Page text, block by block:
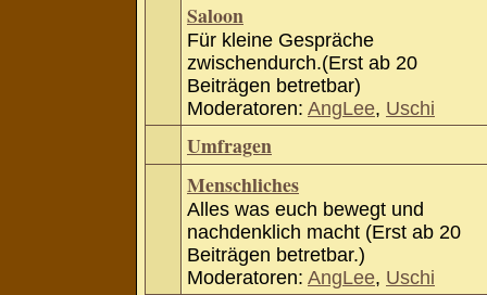
Saloon
Für kleine Gespräche
zwischendurch.(Erst ab 20
Beiträgen betretbar)
Moderatoren: AngLee, Uschi
Umfragen
Menschliches
Alles was euch bewegt und
nachdenklich macht (Erst ab 20
Beiträgen betretbar.)
Moderatoren: AngLee, Uschi